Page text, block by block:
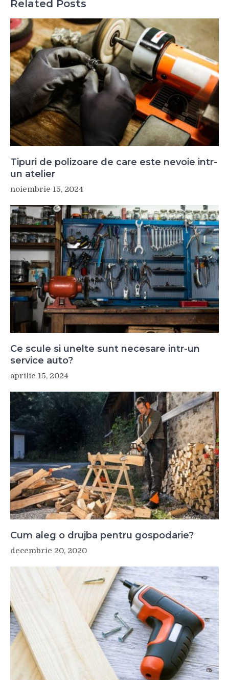
Related Posts
Tipuri de polizoare de care este nevoie intr-
un atelier
noiembrie 15, 2024
Ce scule si unelte sunt necesare intr-un
service auto?
aprilie 15, 2024
Cum aleg o drujba pentru gospodarie?
decembrie 20, 2020